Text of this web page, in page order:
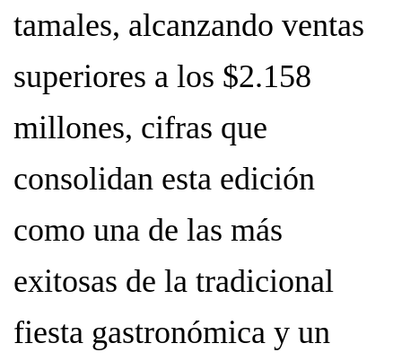
tamales, alcanzando ventas
superiores a los $2.158
millones, cifras que
consolidan esta edición
como una de las más
exitosas de la tradicional
fiesta gastronómica y un